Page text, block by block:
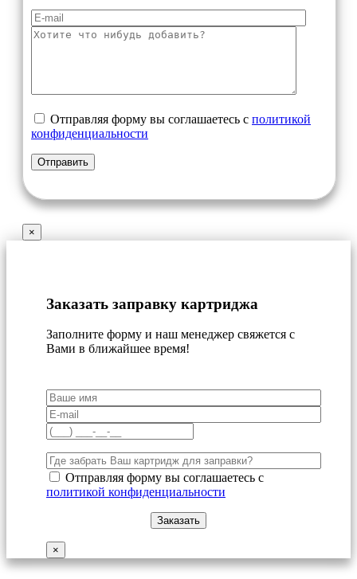
Отправляя форму вы соглашаетесь с политикой
конфиденциальности
×
Заказать заправку картриджа
Заполните форму и наш менеджер свяжется с
Вами в ближайшее время!
Отправляя форму вы соглашаетесь с
политикой конфиденциальности
×